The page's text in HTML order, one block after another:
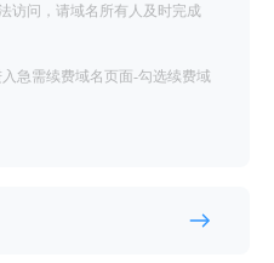
访问，请域名所有人及时完成
急需续费域名页面-勾选续费域